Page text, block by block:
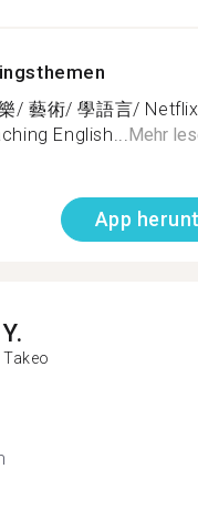
/ 藝術/ 學語言/
English... Mehr
App
Y.
Takeo